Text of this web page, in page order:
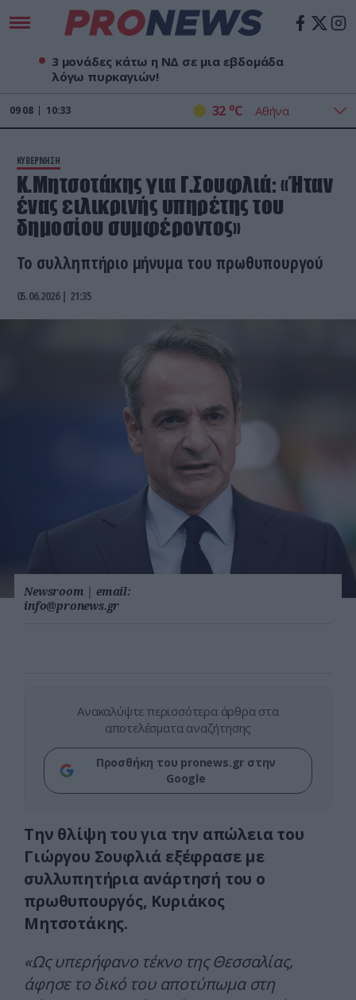
3 μονάδες κάτω η ΝΔ σε μια εβδομάδα
λόγω πυρκαγιών!
09 08 10:33 32 oC
ΚΥΒΕΡΝΗΣΗ
Κ.Μητσοτάκης για Γ.Σουφλιά: «Ήταν
ένας ειλικρινής υπηρέτης του
δημοσίου συμφέροντος»
Το συλληπτήριο μήνυμα του πρωθυπουργού
05.06.2026 | 21:35
Newsroom | email:
info@pronews.gr
Ανακαλύψτε περισσότερα άρθρα στα
αποτελέσματα αναζήτησης
Προσθήκη του pronews.gr στην
Google
Την θλίψη του για την απώλεια του
Γιώργου Σουφλιά εξέφρασε με
συλλυπητήρια ανάρτησή του ο
πρωθυπουργός, Κυριάκος
Μητσοτάκης.
«Ως υπερήφανο τέκνο της Θεσσαλίας,
άφησε το δικό του αποτύπωμα στη